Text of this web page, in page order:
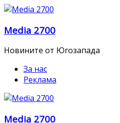
Skip
content
Media 2700
Новините от Югозапада
За нас
Реклама
Media 2700